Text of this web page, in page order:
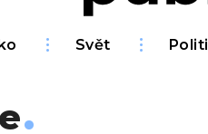
Svět